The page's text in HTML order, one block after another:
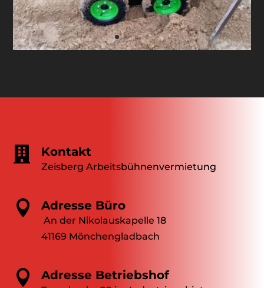
 Kontakt
Zeisberg Arbeitsbühnenvermietung
 Adresse Büro
An der Nikolauskapelle 18
41169 Mönchengladbach
 Adresse Betriebshof